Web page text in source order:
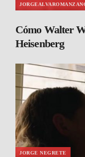
Cómo Walter
Heisenberg
JORGE NEGRETE